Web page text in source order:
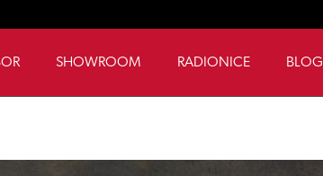
SHOWROOM RADIONICE BLOG